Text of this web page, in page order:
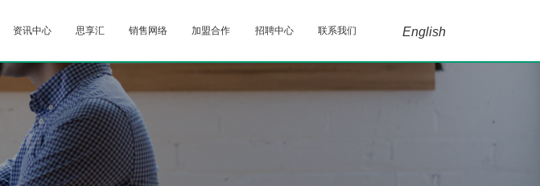
English
资讯中心 思享汇 销售网络 加盟合作 招聘中心 联系我们